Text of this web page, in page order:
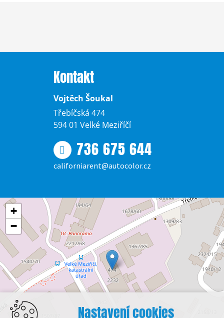
Kontakt
Vojtěch Šoukal
Třebíčská 474
594 01 Velké Meziříčí
736 675 644
californiarent@autocolor.cz
+
−
Nastavení cookies